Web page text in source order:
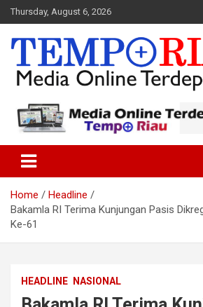
Skip
to
content
Thursday, August 6, 2026
Tempo Riau
Home
Headline
Bakamla RI Terima Kunjungan Pasis
Ke-61
HEADLINE NASIONAL